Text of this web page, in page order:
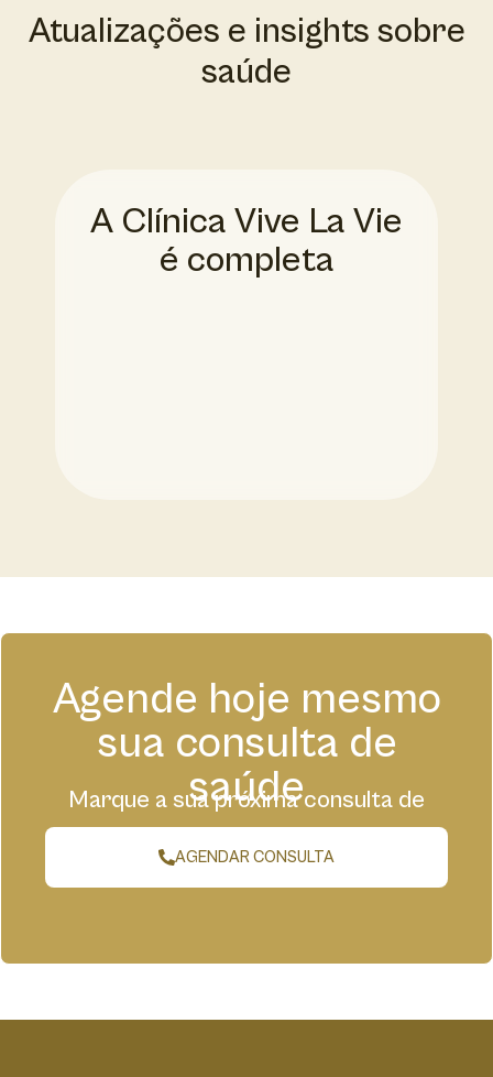
Atualizações e insights sobre
saúde
A Clínica Vive La Vie
é completa
Agende hoje mesmo
sua consulta de
saúde
Marque a sua próxima consulta de
forma fácil e cômoda conosco.
AGENDAR CONSULTA